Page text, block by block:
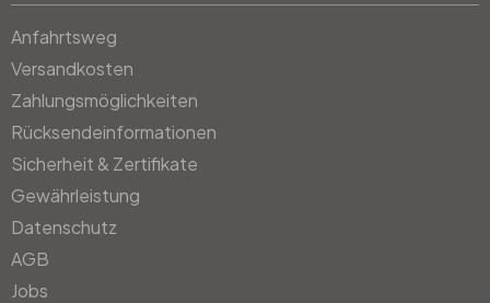
Anfahrtsweg
Versandkosten
Zahlungsmöglichkeiten
Rücksendeinformationen
Sicherheit & Zertifikate
Gewährleistung
Datenschutz
AGB
Jobs